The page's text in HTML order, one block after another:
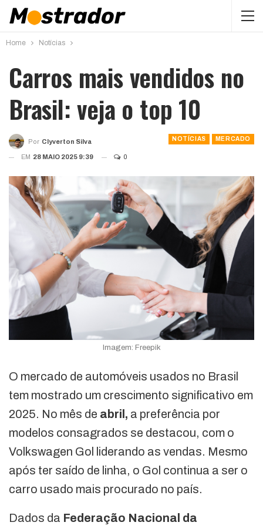
Home Notícias
Carros mais vendidos no
Brasil: veja o top 10
NOTÍCIAS MERCADO
Por Clyverton Silva
EM 28 MAIO 2025 9:39 0
Imagem: Freepik
O mercado de automóveis usados no Brasil
tem mostrado um crescimento significativo em
2025. No mês de abril, a preferência por
modelos consagrados se destacou, com o
Volkswagen Gol liderando as vendas. Mesmo
após ter saído de linha, o Gol continua a ser o
carro usado mais procurado no país.
Dados da Federação Nacional da